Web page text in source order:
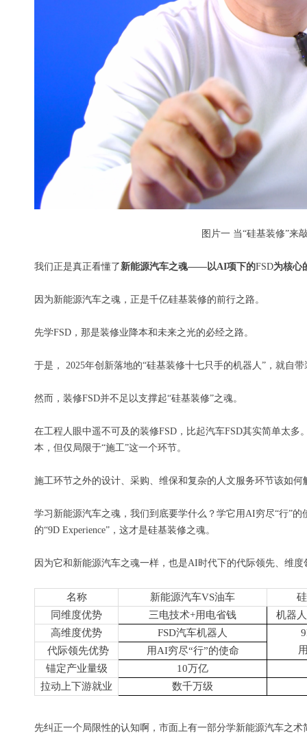
图片一 当“硅基装修”来敲
我们正是真正看懂了 新能源汽车之魂——以AI项下的FSD为核心
因为新能源汽车之魂，正是千亿硅基装修的前行之路。
先学FSD，那是装修业降本和未来之光的必经之路。
于是， 2025年创新落地的“硅基装修十七只手的机器人”，就自
然而，装修FSD并不足以支撑起“硅基装修”之魂。
在工程人眼中遥不可及的装修FSD，比起汽车FSD其实简单太
本，但仅局限于“施工”这一个环节。
施工环节之外的设计、采购、维保和复杂的人文服务环节该如
学习新能源汽车之魂，我们到底要学什么？学它用AI穷尽“行”
的“9D Experience”，这才是硅基装修之魂。
因为它和新能源汽车之魂一样，也是AI时代下的代际领先、维
名称 新能源汽车VS油车
同维度优势
三电技术+用电省钱
机器
高维度优势
FSD汽车机器人
代际领先优势
用AI穷尽“行”的使命
锚定产业量级
10万亿
拉动上下游就业
数千万级
先纠正一个局限性的认知啊，市面上有一部分学新能源汽车之